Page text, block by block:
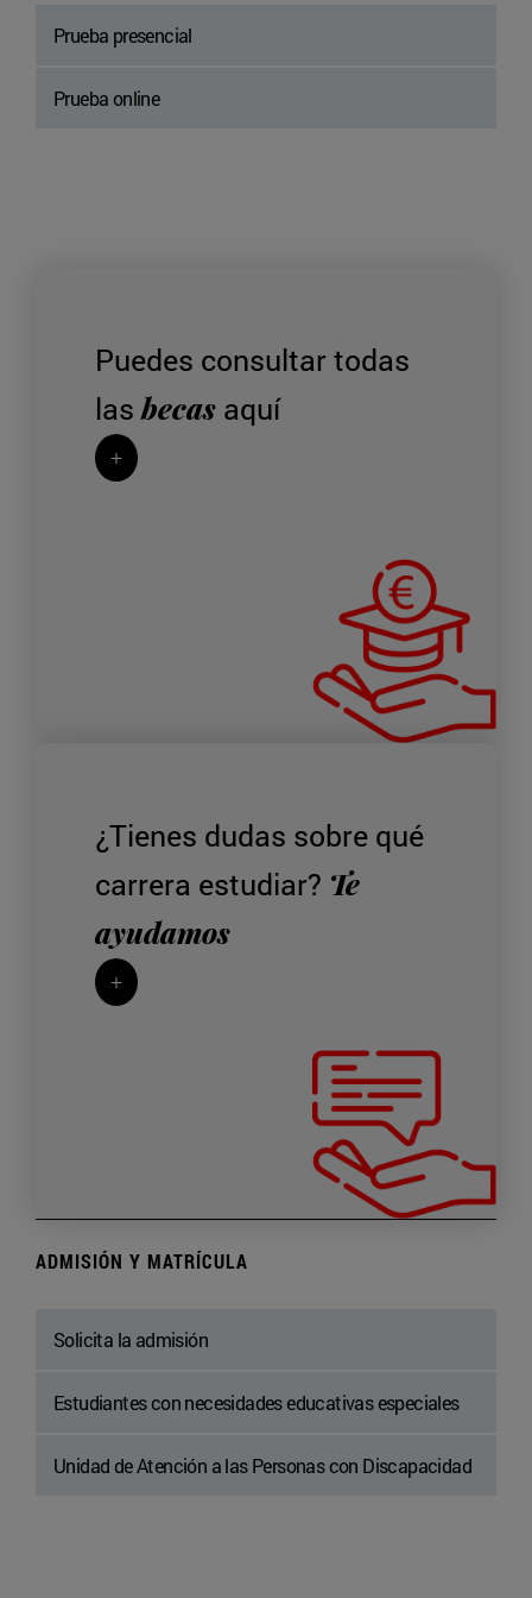
Prueba presencial
Prueba online
Puedes consultar todas
lasbecas aquí
+
¿Tienes dudas sobre qué
carrera estudiar? Te
ayudamos
+
ADMISIÓN Y MATRÍCULA
Solicita la admisión
Estudiantes con necesidades educativas especiales
Unidad de Atención a las Personas con Discapacidad